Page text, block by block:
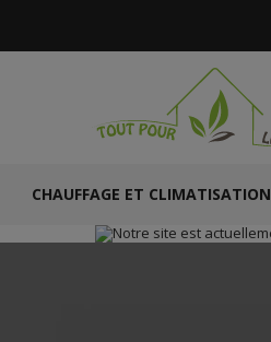
CHAUFFAGE ET CLIMATISATION